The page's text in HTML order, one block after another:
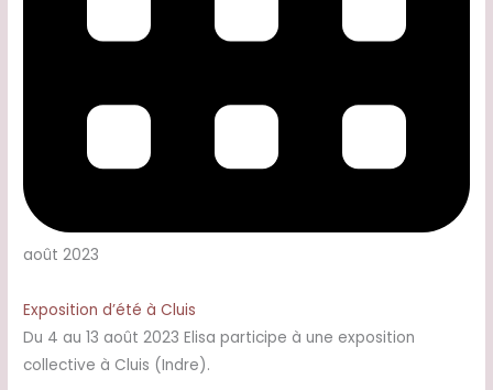
août 2023
Exposition d’été à Cluis
Du 4 au 13 août 2023 Elisa participe à une exposition
collective à Cluis (Indre).